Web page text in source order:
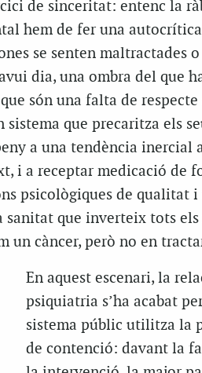
de sinceritat: entenc la
hem de fer una
se senten maltractades
dia, una ombra del que
són una falta de
que precaritza els
a una tendència inercial
i a receptar medicació de
psicològiques de qualitat
sanitat que inverteix tots els
un càncer, però no en
En aquest escenari, la
psiquiatria s’ha acabat
sistema públic utilitza la
de contenció: davant la